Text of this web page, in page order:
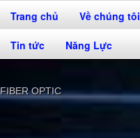
Trang chủ Về chúng tôi
Tin tức Năng Lực
FIBER OPTIC